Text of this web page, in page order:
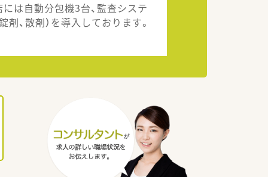
には自動分包機3台、監査システ
剤、散剤）を導入しております。